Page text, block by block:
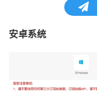
安卓系统